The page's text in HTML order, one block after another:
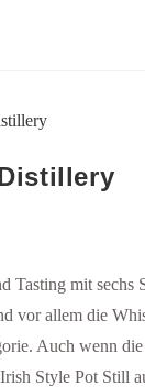
Tasting mit
allem die
Auch wenn die
Style Pot Still